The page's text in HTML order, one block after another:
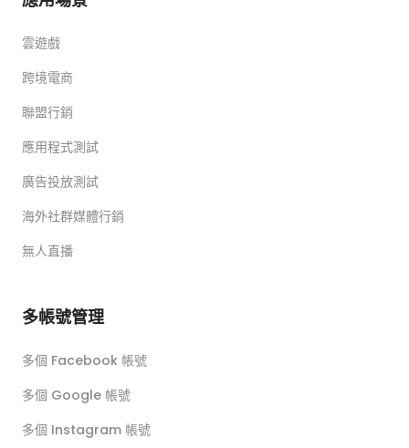
雲遊戲
跨境電商
聯盟行銷
應用程式測試
廣告投放測試
海外社群媒體行銷
無人直播
多帳號管理
多個 Facebook 帳號
多個 Google 帳號
多個 Instagram 帳號